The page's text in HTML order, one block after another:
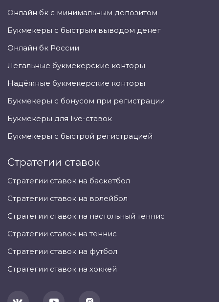
Онлайн бк с минимальным депозитом
Букмекеры с быстрым выводом денег
Онлайн бк России
Легальные букмекерские конторы
Надёжные букмекерские конторы
Букмекеры с бонусом при регистрации
Букмекеры для live-ставок
Букмекеры с быстрой регистрацией
Стратегии ставок
Стратегии ставок на баскетбол
Стратегии ставок на волейбол
Стратегии ставок на настольный теннис
Стратегии ставок на теннис
Стратегии ставок на футбол
Стратегии ставок на хоккей